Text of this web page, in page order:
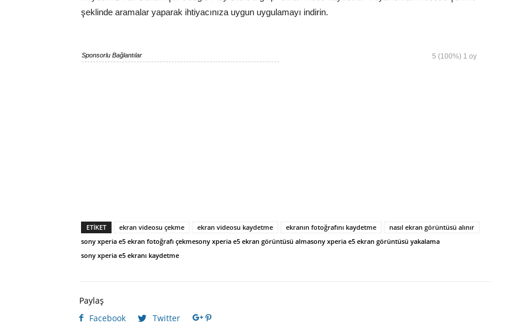
şeklinde aramalar yaparak ihtiyacınıza uygun uygulamayı indirin.
5 (100%) 1 oy
Sponsorlu Bağlantılar
ETIKET ekran videosu çekme ekran videosu kaydetme ekranın fotoğrafını kaydetme
nasıl ekran görüntüsü alınır
sony xperia e5 ekran fotoğrafı çekmesony xperia e5 ekran görüntüsü almasony xperia e5 ekran görüntüsü yakalama
sony xperia e5 ekranı kaydetme
Paylaş
Facebook
Twitter